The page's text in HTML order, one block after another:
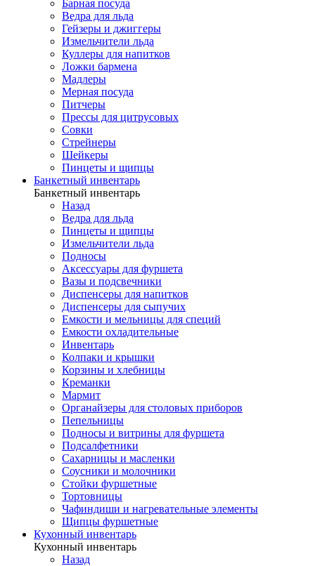
Барная посуда
Ведра для льда
Гейзеры и джиггеры
Измельчители льда
Куллеры для напитков
Ложки бармена
Мадлеры
Мерная посуда
Питчеры
Прессы для цитрусовых
Совки
Стрейнеры
Шейкеры
Пинцеты и щипцы
Банкетный инвентарь
Банкетный инвентарь
Назад
Ведра для льда
Пинцеты и щипцы
Измельчители льда
Подносы
Аксессуары для фуршета
Вазы и подсвечники
Диспенсеры для напитков
Диспенсеры для сыпучих
Емкости и мельницы для специй
Емкости охладительные
Инвентарь
Колпаки и крышки
Корзины и хлебницы
Креманки
Мармит
Органайзеры для столовых приборов
Пепельницы
Подносы и витрины для фуршета
Подсалфетники
Сахарницы и масленки
Соусники и молочники
Стойки фуршетные
Тортовницы
Чафиндиши и нагревательные элементы
Щипцы фуршетные
Кухонный инвентарь
Кухонный инвентарь
Назад